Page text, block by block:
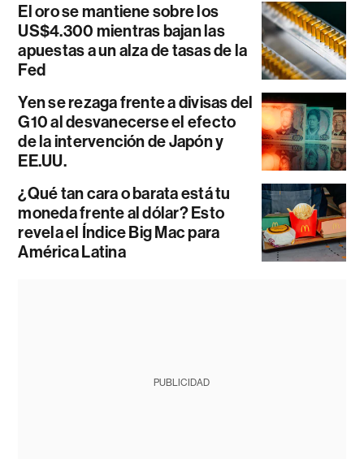
El oro se mantiene sobre los
US$4.300 mientras bajan las
apuestas a un alza de tasas de la
Fed
Yen se rezaga frente a divisas del
G10 al desvanecerse el efecto
de la intervención de Japón y
EE.UU.
¿Qué tan cara o barata está tu
moneda frente al dólar? Esto
revela el Índice Big Mac para
América Latina
PUBLICIDAD